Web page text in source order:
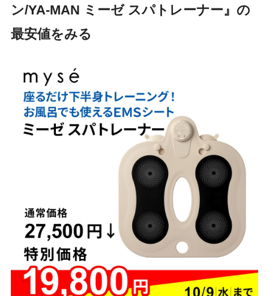
ン/YA-MAN ミーゼ スパトレーナー』の
最安値をみる